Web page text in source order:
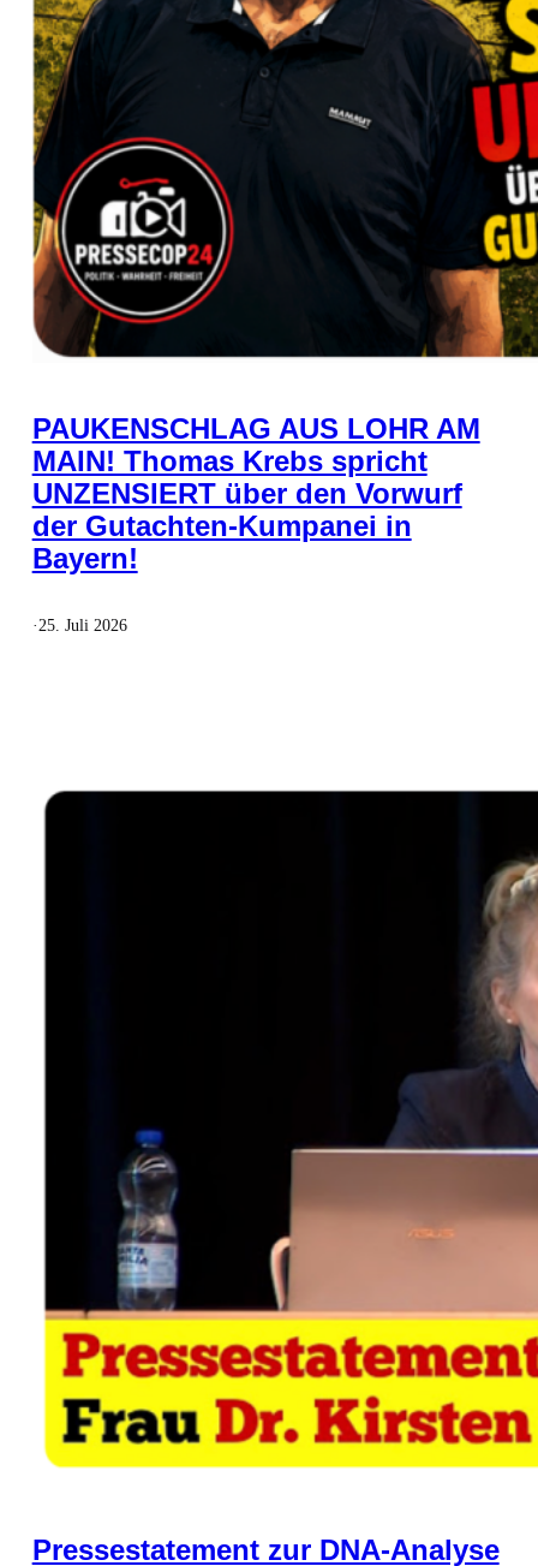
PAUKENSCHLAG AUS LOHR AM
MAIN! Thomas Krebs spricht
UNZENSIERT über den Vorwurf
der Gutachten-Kumpanei in
Bayern!
· 25. Juli 2026
Pressestatement zur DNA-Analyse